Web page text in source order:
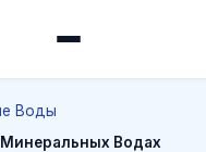
Воды
Водах